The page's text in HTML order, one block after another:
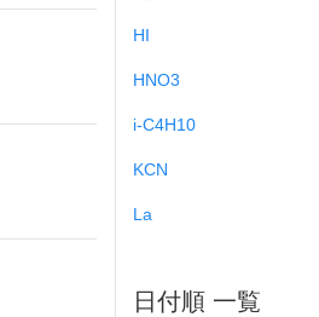
HI
HNO3
i-C4H10
KCN
La
日付順 一覧